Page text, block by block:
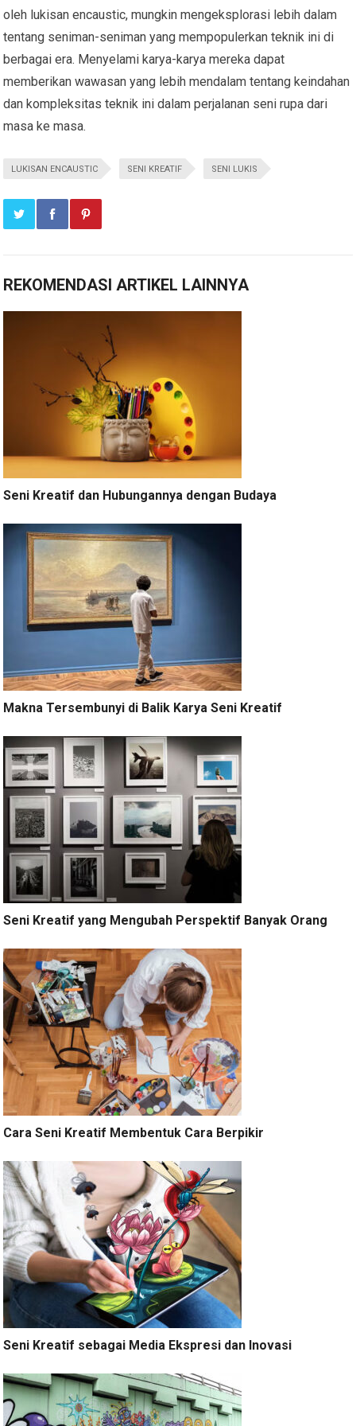
oleh lukisan encaustic, mungkin mengeksplorasi lebih dalam
tentang seniman-seniman yang mempopulerkan teknik ini di
berbagai era. Menyelami karya-karya mereka dapat
memberikan wawasan yang lebih mendalam tentang keindahan
dan kompleksitas teknik ini dalam perjalanan seni rupa dari
masa ke masa.
LUKISAN ENCAUSTIC SENI KREATIF SENI LUKIS
REKOMENDASI ARTIKEL LAINNYA
Seni Kreatif dan Hubungannya dengan Budaya
Makna Tersembunyi di Balik Karya Seni Kreatif
Seni Kreatif yang Mengubah Perspektif Banyak Orang
Cara Seni Kreatif Membentuk Cara Berpikir
Seni Kreatif sebagai Media Ekspresi dan Inovasi